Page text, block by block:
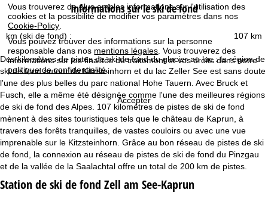
Vous trouverez de plus amples informations sur l'utilisation des
cookies et la possibilité de modifier vos paramètres dans nos
Cookie-Policy
Vous pouvez trouver des informations sur la personne
responsable dans nos mentions légales . Vous trouverez des
informations sur les finalités du traitement et vos droits dans notre
politique de confidentialité.
Accepter
e
d
'
a
u
e
Informations sur le ski de fond
107 km
km (ski de fond) :
Des kilomètres de pistes de ski de fond du glacier au lac : la région de
ski de fond autour du Kitzsteinhorn et du lac Zeller See est sans doute
l'une des plus belles du parc national Hohe Tauern. Avec Bruck et
Fusch, elle a même été désignée comme l'une des meilleures régions
de ski de fond des Alpes. 107 kilomètres de pistes de ski de fond
mènent à des sites touristiques tels que le château de Kaprun, à
travers des forêts tranquilles, de vastes couloirs ou avec une vue
imprenable sur le Kitzsteinhorn. Grâce au bon réseau de pistes de ski
de fond, la connexion au réseau de pistes de ski de fond du Pinzgau
et de la vallée de la Saalachtal offre un total de 200 km de pistes.
Station de ski de fond Zell am See-Kaprun